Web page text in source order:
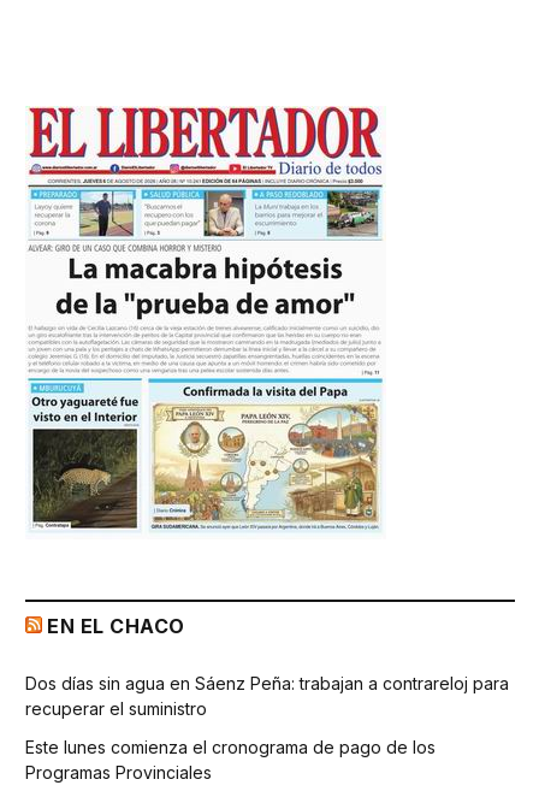
EN EL CHACO
Dos días sin agua en Sáenz Peña: trabajan a contrareloj para
recuperar el suministro
Este lunes comienza el cronograma de pago de los
Programas Provinciales